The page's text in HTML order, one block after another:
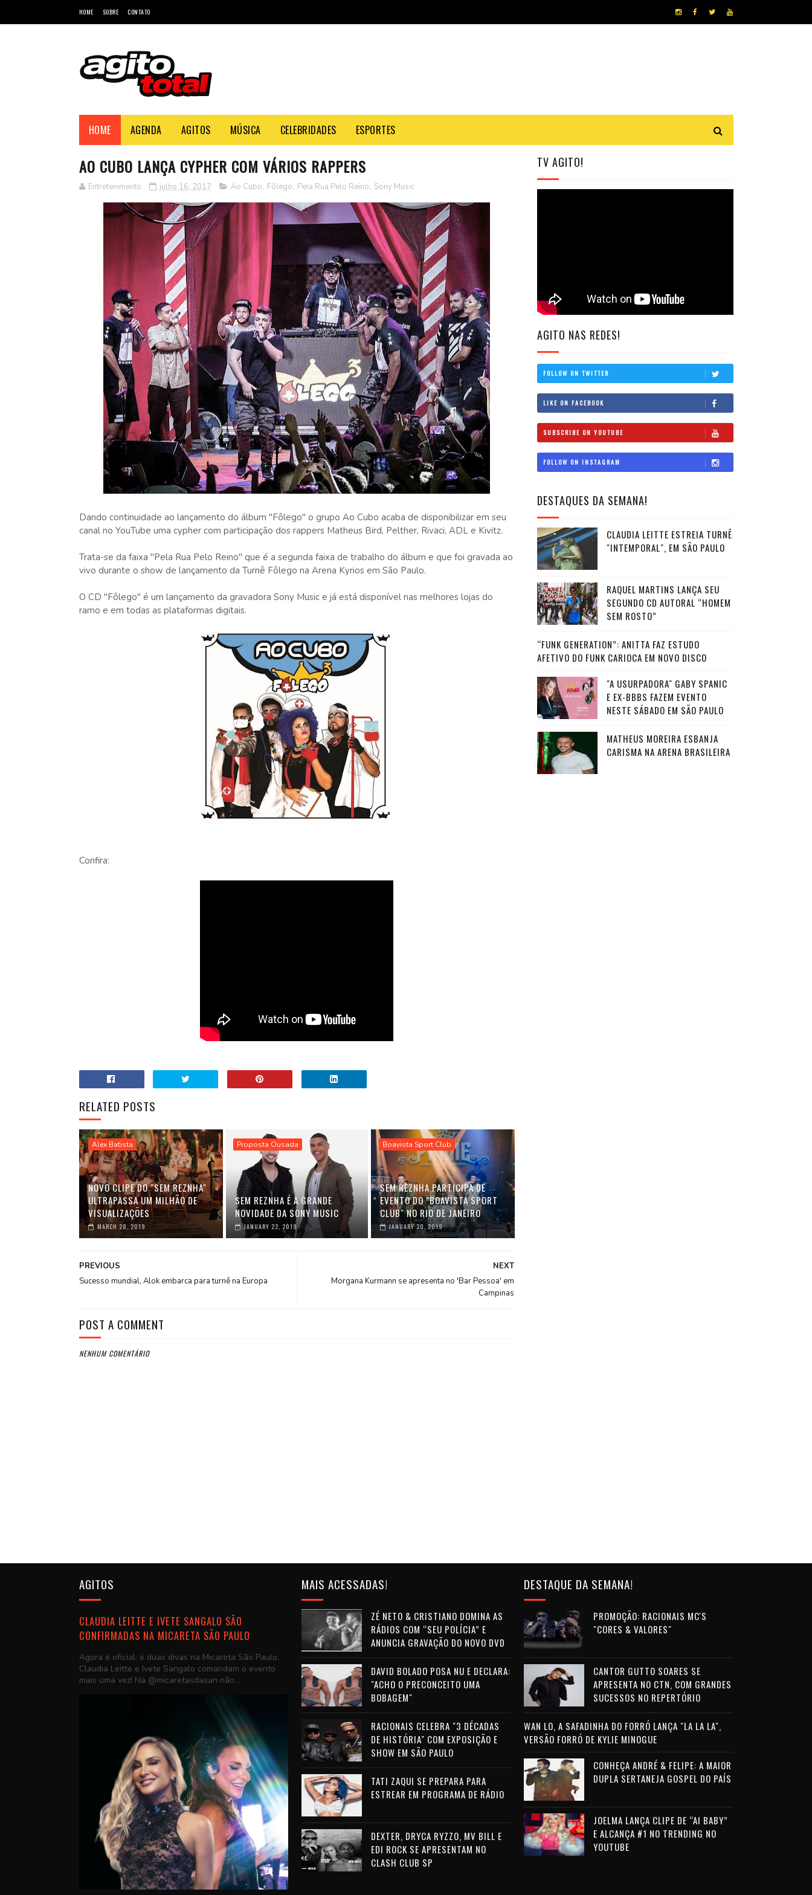
HOME SOBRE CONTATO
HOME AGENDA AGITOS MÚSICA CELEBRIDADES ESPORTES
AO CUBO LANÇA CYPHER COM VÁRIOS RAPPERS
Entretenimento julho 16, 2017 Ao Cubo, Fôlego, Pela Rua Pelo Reino, Sony Music
Dando continuidade ao lançamento do álbum "Fôlego" o grupo Ao Cubo acaba de disponibilizar em seu
canal no YouTube uma cypher com participação dos rappers Matheus Bird, Pelther, Rivaci, ADL e Kivitz.
Trata-se da faixa "Pela Rua Pelo Reino" que é a segunda faixa de trabalho do álbum e que foi gravada ao
vivo durante o show de lançamento da Turnê Fôlego na Arena Kyrios em São Paulo.
O CD "Fôlego" é um lançamento da gravadora Sony Music e já está disponível nas melhores lojas do
ramo e em todas as plataformas digitais.
Confira:
RELATED POSTS
Alex Batista
NOVO CLIPE DO "SEM REZNHA"
ULTRAPASSA UM MILHÃO DE
VISUALIZAÇÕES
MARCH 28, 2019
Proposta Ousada
SEM REZNHA É A GRANDE
NOVIDADE DA SONY MUSIC
JANUARY 22, 2019
Boavista Sport Club
SEM REZNHA PARTICIPA DE
EVENTO DO "BOAVISTA SPORT
CLUB" NO RIO DE JANEIRO
JANUARY 20, 2019
NEXT
Morgana Kurmann se apresenta no 'Bar Pessoa' em
Campinas
PREVIOUS
Sucesso mundial, Alok embarca para turnê na Europa
POST A COMMENT
NENHUM COMENTÁRIO
TV AGITO!
AGITO NAS REDES!
FOLLOW ON TWITTER
LIKE ON FACEBOOK
SUBSCRIBE ON YOUTUBE
FOLLOW ON INSTAGRAM
DESTAQUES DA SEMANA!
CLAUDIA LEITTE ESTREIA TURNÊ
"INTEMPORAL", EM SÃO PAULO
RAQUEL MARTINS LANÇA SEU
SEGUNDO CD AUTORAL “HOMEM
SEM ROSTO”
“FUNK GENERATION”: ANITTA FAZ ESTUDO
AFETIVO DO FUNK CARIOCA EM NOVO DISCO
"A USURPADORA" GABY SPANIC
E EX-BBBS FAZEM EVENTO
NESTE SÁBADO EM SÃO PAULO
MATHEUS MOREIRA ESBANJA
CARISMA NA ARENA BRASILEIRA
AGITOS
CLAUDIA LEITTE E IVETE SANGALO SÃO
CONFIRMADAS NA MICARETA SÃO PAULO
Agora é oficial: é duas divas na Micareta São Paulo.
Claudia Leitte e Ivete Sangalo comandam o evento
mais uma vez! Na @micaretasdasan não...
MAIS ACESSADAS!
ZÉ NETO & CRISTIANO DOMINA AS
RÁDIOS COM “SEU POLÍCIA” E
ANUNCIA GRAVAÇÃO DO NOVO DVD
DAVID BOLADO POSA NU E DECLARA:
"ACHO O PRECONCEITO UMA
BOBAGEM"
RACIONAIS CELEBRA "3 DÉCADAS
DE HISTÓRIA" COM EXPOSIÇÃO E
SHOW EM SÃO PAULO
TATI ZAQUI SE PREPARA PARA
ESTREAR EM PROGRAMA DE RÁDIO
DEXTER, DRYCA RYZZO, MV BILL E
EDI ROCK SE APRESENTAM NO
CLASH CLUB SP
DESTAQUE DA SEMANA!
PROMOÇÃO: RACIONAIS MC'S
"CORES & VALORES"
CANTOR GUTTO SOARES SE
APRESENTA NO CTN, COM GRANDES
SUCESSOS NO REPERTÓRIO
WAN LO, A SAFADINHA DO FORRÓ LANÇA "LA LA LA",
VERSÃO FORRÓ DE KYLIE MINOGUE
CONHEÇA ANDRÉ & FELIPE: A MAIOR
DUPLA SERTANEJA GOSPEL DO PAÍS
JOELMA LANÇA CLIPE DE “AI BABY”
E ALCANÇA #1 NO TRENDING NO
YOUTUBE